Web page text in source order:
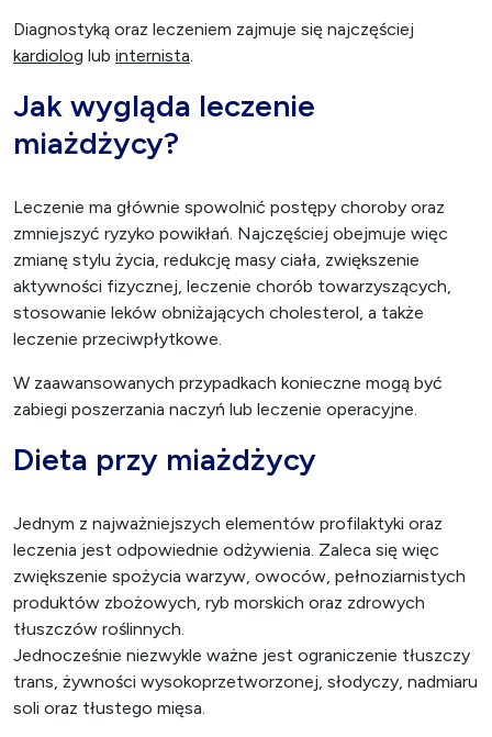
Diagnostyką oraz leczeniem zajmuje się najczęściej
kardiolog lub internista
Jak wygląda leczenie
miażdżycy?
Leczenie ma głównie spowolnić postępy choroby oraz
zmniejszyć ryzyko powikłań. Najczęściej obejmuje więc
zmianę stylu życia, redukcję masy ciała, zwiększenie
aktywności fizycznej, leczenie chorób towarzyszących,
stosowanie leków obniżających cholesterol, a także
leczenie przeciwpłytkowe.
W zaawansowanych przypadkach konieczne mogą być
zabiegi poszerzania naczyń lub leczenie operacyjne.
Dieta przy miażdżycy
Jednym z najważniejszych elementów profilaktyki oraz
leczenia jest odpowiednie odżywienia. Zaleca się więc
zwiększenie spożycia warzyw, owoców, pełnoziarnistych
produktów zbożowych, ryb morskich oraz zdrowych
tłuszczów roślinnych.
Jednocześnie niezwykle ważne jest ograniczenie tłuszczy
trans, żywności wysokoprzetworzonej, słodyczy, nadmiaru
soli oraz tłustego mięsa.